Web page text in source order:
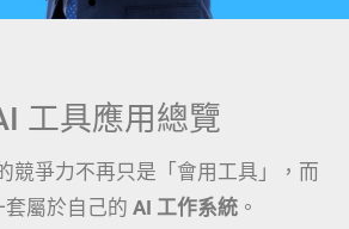
工具應用總覽
競爭力不再只是「會用工具」，而
屬於自己的 AI 工作系統 。